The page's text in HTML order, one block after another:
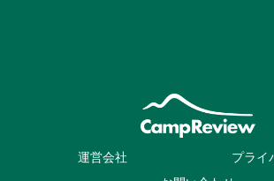
運営会社
プライ